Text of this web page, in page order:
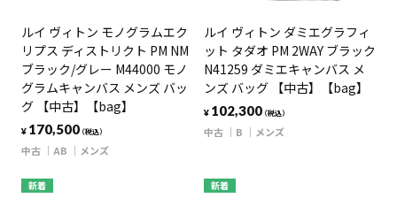
ルイ ヴィトン モノグラムエク
リプス ディストリクト PM NM
ブラック/グレー M44000 モノ
グラムキャンバス メンズ バッ
グ 【中古】【bag】
¥ 170,500（税込）
中古 AB メンズ
ルイ ヴィトン ダミエグラフィ
ット タダオ PM 2WAY ブラック
N41259 ダミエキャンバス メ
ンズ バッグ 【中古】【bag】
¥ 102,300（税込）
中古 B メンズ
新着 新着